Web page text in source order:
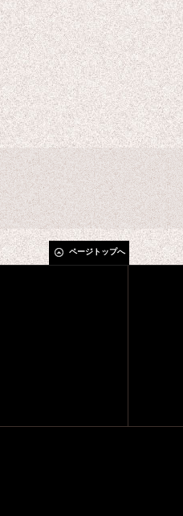
ページトップへ